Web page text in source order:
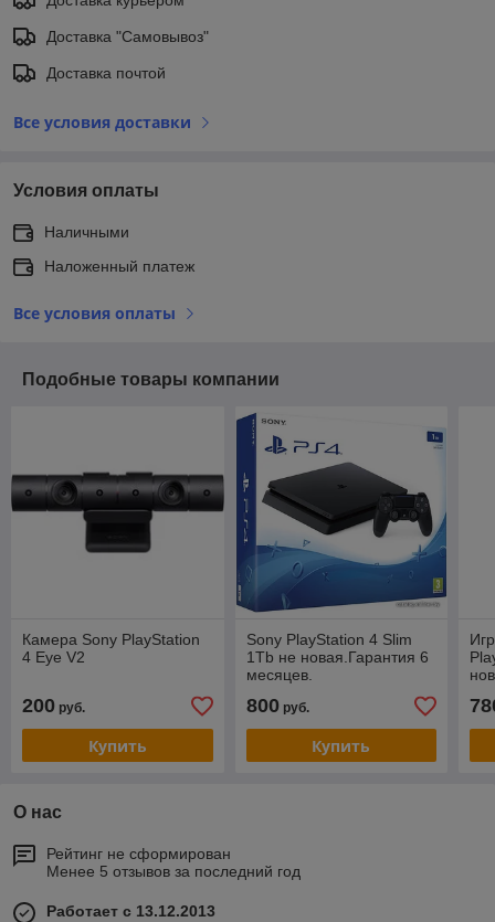
Доставка "Самовывоз"
Доставка почтой
Все условия доставки
Условия оплаты
Наличными
Наложенный платеж
Все условия оплаты
Подобные товары компании
Камера Sony PlayStation
4 Eye V2
200 руб.
Купить
Sony PlayStation 4 Slim
1Tb не новая.Гарантия 6
месяцев.
800руб.
Купить
О нас
Рейтинг не сформирован
Менее 5 отзывов за последний год
Работает с 13.12.2013